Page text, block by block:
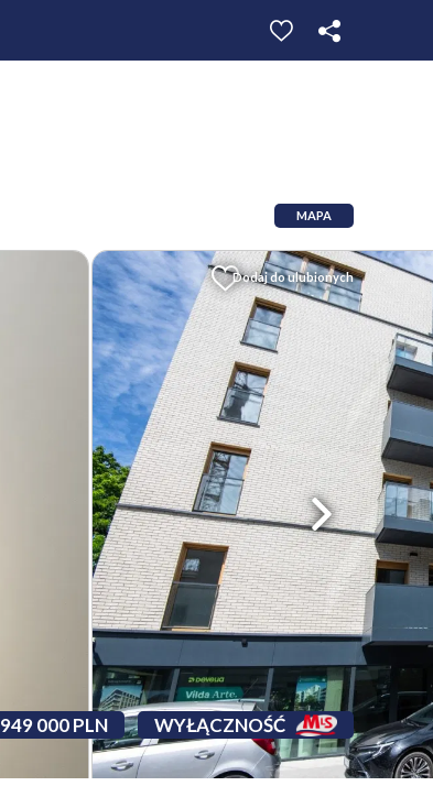
MAPA
949 000 PLN WYŁĄCZNOŚĆ
Dodaj do ulubionych